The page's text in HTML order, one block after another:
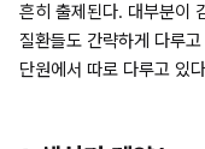
흔히 출제된다. 대부분이
질환들도 간략하게 다루
단원에서 따로 다루고 있